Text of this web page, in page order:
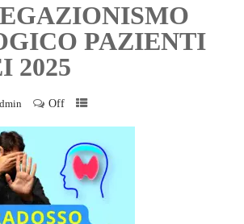
PAZIENTI
2025
Off